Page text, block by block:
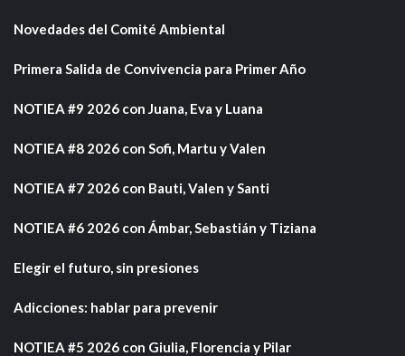
Novedades del Comité Ambiental
Primera Salida de Convivencia para Primer Año
NOTIEA #9 2026 con Juana, Eva y Luana
NOTIEA #8 2026 con Sofi, Martu y Valen
NOTIEA #7 2026 con Bauti, Valen y Santi
NOTIEA #6 2026 con Ámbar, Sebastián y Tiziana
Elegir el futuro, sin presiones
Adicciones: hablar para prevenir
NOTIEA #5 2026 con Giulia, Florencia y Pilar